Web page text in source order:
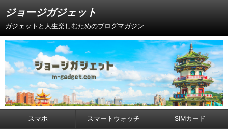
ジョージガジェット
ガジェットと人生楽しむためのブログマガジン
スマホ スマートウォッチ SIMカード